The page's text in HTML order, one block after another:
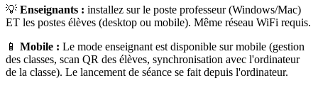
💡 Enseignants : installez sur le poste professeur (Windows/Mac)
ET les postes élèves (desktop ou mobile). Même réseau WiFi requis.
📱 Mobile : Le mode enseignant est disponible sur mobile (gestion
des classes, scan QR des élèves, synchronisation avec l'ordinateur
de la classe). Le lancement de séance se fait depuis l'ordinateur.